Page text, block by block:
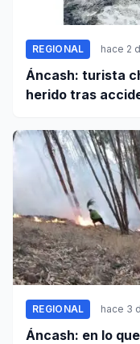
REGIONAL hace 2
Áncash: turista
herido tras
REGIONAL hace 3
Áncash: en lo